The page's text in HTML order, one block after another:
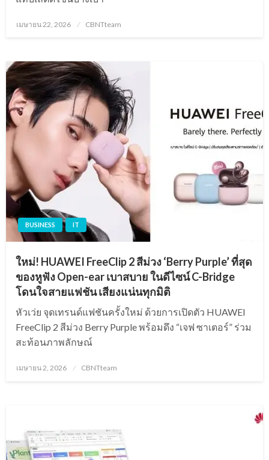
Posted
เมษายน 22, 2026 CBNTteam
BUSINESS IT
ใหม่! HUAWEI FreeClip 2 สีม่วง ‘Berry Purple’ ที่สุด
ของหูฟัง Open-ear เบาสบาย ในดีไซน์ C-Bridge
โดนใจสายแฟชัน เสียงแน่นทุกมิติ
หัวเว่ย จุดเทรนด์แฟชันครั้งใหม่ ด้วยการเปิดตัว HUAWEI
FreeClip 2 สีม่วง Berry Purple พร้อมดึง “เจฟ ซาเตอร์” ร่วม
สะท้อนภาพลักษณ์
Posted
เมษายน 2, 2026 CBNTteam